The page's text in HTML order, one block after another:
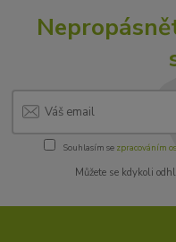
Souhlasím se zpracováním
Můžete se kdykoli